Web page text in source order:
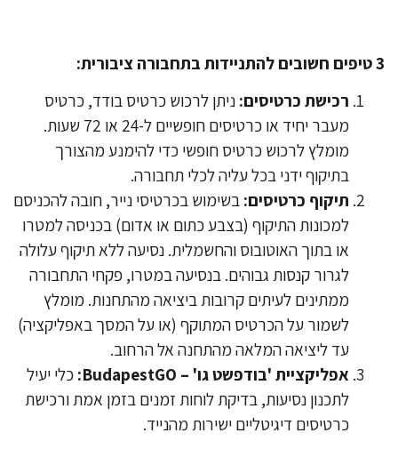
רכישת כרטיסים:ניתן לרכוש כרטיס בודד, כרטיס
מעבר יחיד או כרטיסים חופשיים ל-24 או 72 שעות.
מומלץ לרכוש כרטיס חופשי כדי להימנע מהצורך
בתיקוף ידני בכל עליה לכלי תחבורה.
​תיקוף כרטיסים:בשימוש בכרטיסי נייר, חובה להכניסם
למכונות התיקוף (בצבע כתום או אדום) בכניסה למטרו
או בתוך האוטובוס והחשמלית. נסיעה ללא תיקוף עלולה
לגרור קנסות גבוהים. בנסיעה במטרו, פקחי התחבורה
ממתינים לעיתים קרובות ביציאה מהתחנות. מומלץ
לשמור על הכרטיס המתוקף (או על המסך באפליקציה)
עד ליציאה המלאה מהתחנה אל הרחוב.
​אפליקציית 'בודפשט גו' – BudapestGO:
כלי יעיל
לתכנון נסיעות, בדיקת לוחות זמנים בזמן אמת ורכישת
כרטיסים דיגיטליים ישירות מהנייד.